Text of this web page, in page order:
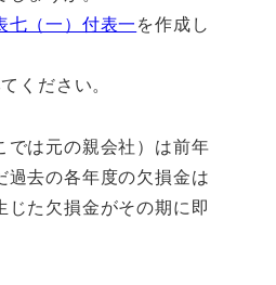
七（一）付表一を作成し
ください。
では元の親会社）は前年
去の各年度の欠損金は
た欠損金がその期に即